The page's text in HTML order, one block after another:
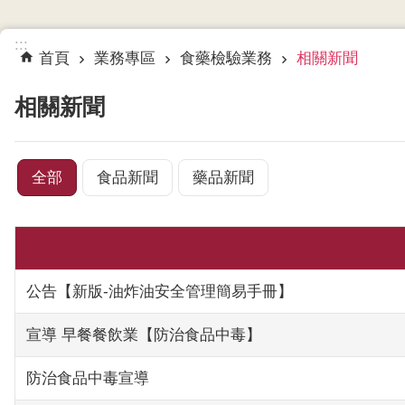
:::
首頁 業務專區 食藥檢驗業務 相關新聞
相關新聞
全部 食品新聞 藥品新聞
公告【新版-油炸油安全管理簡易手冊】
宣導 早餐餐飲業【防治食品中毒】
防治食品中毒宣導